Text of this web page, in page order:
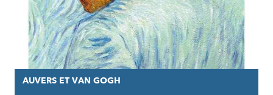
AUVERS ET VAN GOGH